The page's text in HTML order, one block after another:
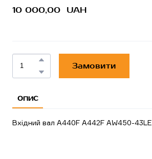
10 000,00  UAH
Замовити
ОПИС
Вхідний вал A440F A442F AW450-43LE